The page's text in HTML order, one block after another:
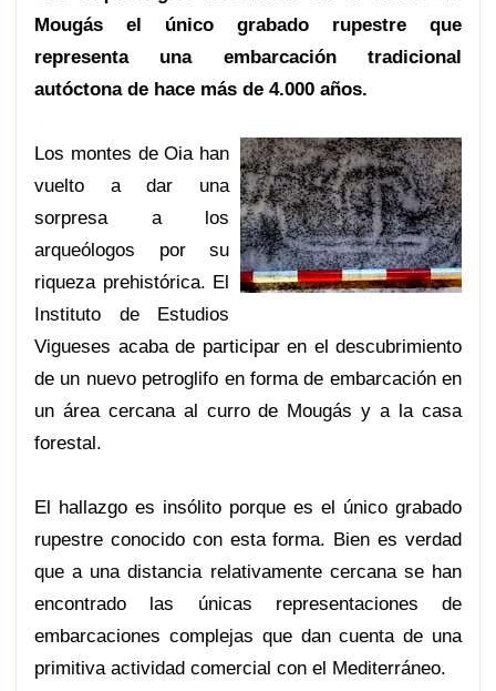
Mougás el único grabado rupestre que
representa una embarcación tradicional
autóctona de hace más de 4.000 años.
.
Los montes de Oia han
vuelto a dar una
sorpresa a los
arqueólogos por su
riqueza prehistórica. El
Instituto de Estudios
Vigueses acaba de participar en el descubrimiento
de un nuevo petroglifo en forma de embarcación en
un área cercana al curro de Mougás y a la casa
forestal.
El hallazgo es insólito porque es el único grabado
rupestre conocido con esta forma. Bien es verdad
que a una distancia relativamente cercana se han
encontrado las únicas representaciones de
embarcaciones complejas que dan cuenta de una
primitiva actividad comercial con el Mediterráneo.